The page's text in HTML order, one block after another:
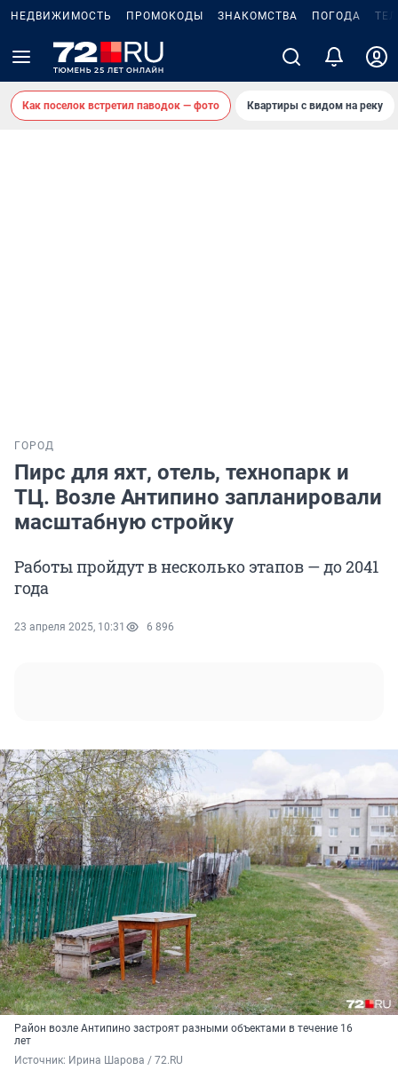
НЕДВИЖИМОСТЬ ПРОМОКОДЫ ЗНАКОМСТВА ПОГОДА
Как поселок встретил паводок — фото Квартиры с видом на реку
ГОРОД
Пирс для яхт, отель, технопарк и
ТЦ. Возле Антипино запланировали
масштабную стройку
Работы пройдут в несколько этапов — до 2041
года
23 апреля 2025, 10:31 6 896
Район возле Антипино застроят разными объектами в течение 16
лет
Источник: Ирина Шарова / 72.RU